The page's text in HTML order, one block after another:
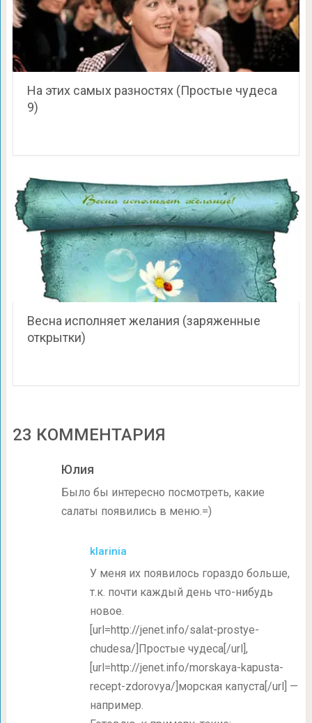
На этих самых разностях (Простые чудеса
9)
Весна исполняет желания (заряженные
открытки)
23 КОММЕНТАРИЯ
Юлия
Было бы интересно посмотреть, какие
салаты появились в меню.=)
klarinia
У меня их появилось гораздо больше,
т.к. почти каждый день что-нибудь
новое.
[url=http://jenet.info/salat-prostye-
chudesa/]Простые чудеса[/url],
[url=http://jenet.info/morskaya-kapusta-
recept-zdorovya/]морская капуста[/url] —
например.